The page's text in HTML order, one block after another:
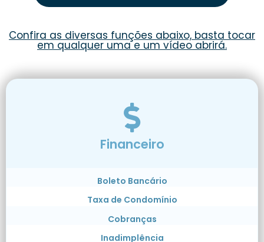
Confira as diversas funções abaixo, basta tocar
em qualquer uma e um vídeo abrirá.
Financeiro
Boleto Bancário
Taxa de Condomínio
Cobranças
Inadimplência